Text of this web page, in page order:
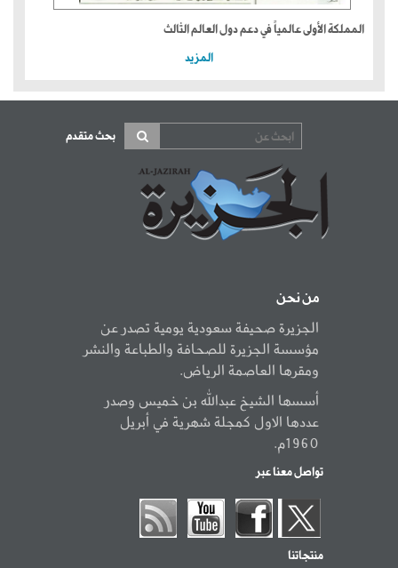
المملكة الأولى عالمياً في دعم دول العالم الثالث
المزيد
بحث متقدم
من نحن
الجزيرة صحيفة سعودية يومية تصدر عن
مؤسسة الجزيرة للصحافة والطباعة والنشر
ومقرها العاصمة الرياض.
أسسها الشيخ عبدالله بن خميس وصدر
عددها الاول كمجلة شهرية في أبريل
1960م.
تواصل معنا عبر
منتجاتنا